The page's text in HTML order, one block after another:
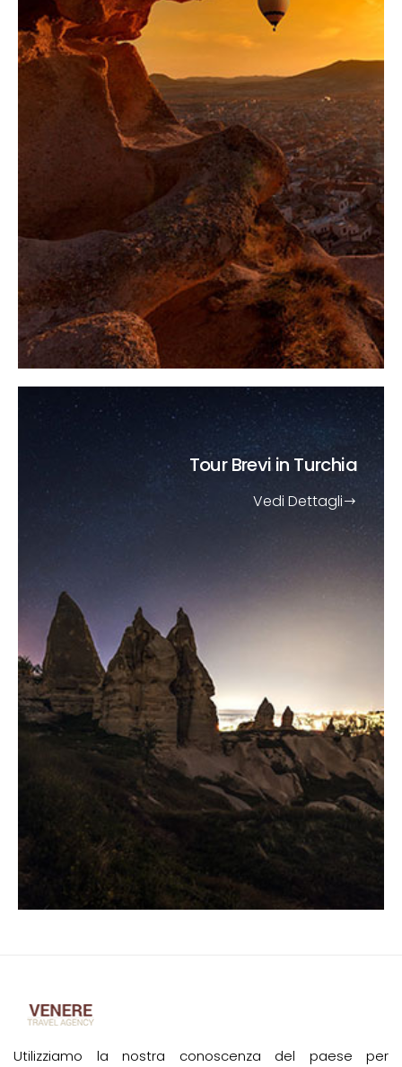
Tour Brevi in Turchia
Vedi Dettagli
Utilizziamo la nostra conoscenza del paese per